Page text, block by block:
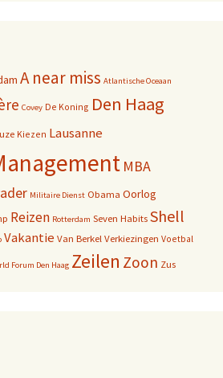
A near miss Atlantische Oceaan
Covey De Koning Den Haag
Kiezen Lausanne
MBA
Militaire Dienst Obama Oorlog
Reizen Rotterdam Seven HabitsShell
Vakantie Van Berkel Verkiezingen Voetbal
Forum Den Haag Zeilen Zoon Zus